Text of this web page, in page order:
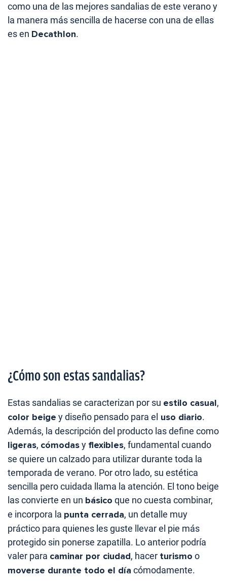
como una de las mejores sandalias de este verano y
la manera más sencilla de hacerse con una de ellas
es en Decathlon.
¿Cómo son estas sandalias?
Estas sandalias se caracterizan por su estilo casual,
color beige y diseño pensado para el uso diario.
Además, la descripción del producto las define como
ligeras, cómodasy flexibles, fundamental cuando
se quiere un calzado para utilizar durante toda la
temporada de verano. Por otro lado, su estética
sencilla pero cuidada llama la atención. El tono beige
las convierte en un básico que no cuesta combinar,
e incorpora la punta cerrada, un detalle muy
práctico para quienes les guste llevar el pie más
protegido sin ponerse zapatilla. Lo anterior podría
valer para caminar por ciudad, hacer turismo o
moverse durante todo el día cómodamente.